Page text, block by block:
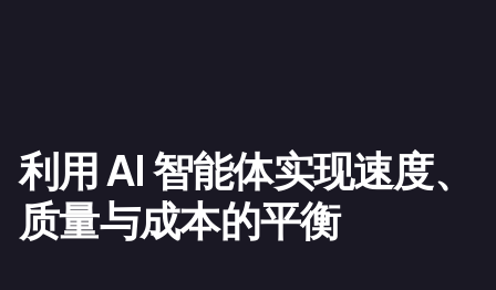
利用 AI 智能体实现速度、
质量与成本的平衡